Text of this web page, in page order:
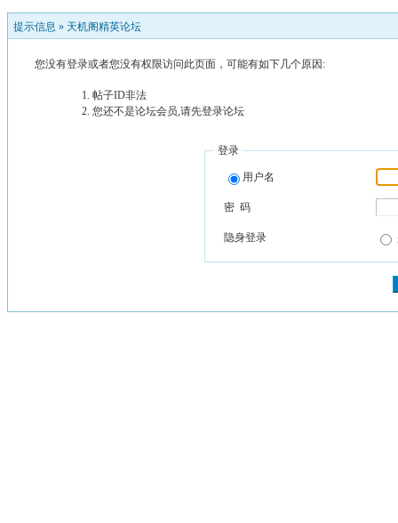
提示信息 » 天机阁精英论坛
您没有登录或者您没有权限访问此页面，可能有如下几个原因:
帖子ID非法
您还不是论坛会员,请先登录论坛
登录
用户名
密 码
隐身登录